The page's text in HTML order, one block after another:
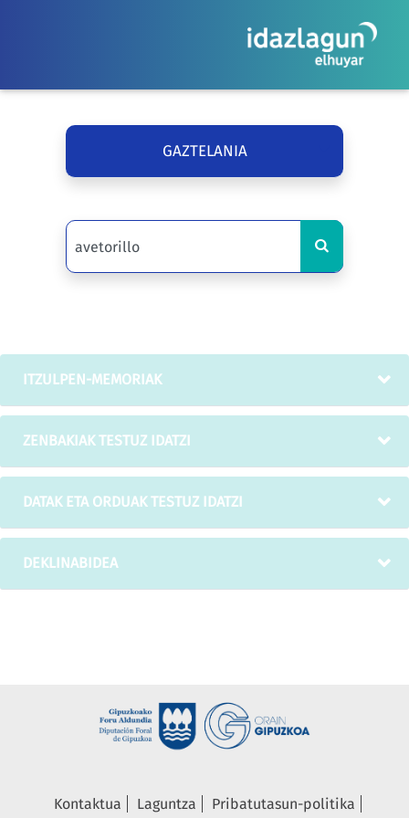
GAZTELANIA
ITZULPEN-MEMORIAK
ZENBAKIAK TESTUZ IDATZI
DATAK ETA ORDUAK TESTUZ IDATZI
DEKLINABIDEA
Kontaktua Laguntza
Pribatutasun-politika